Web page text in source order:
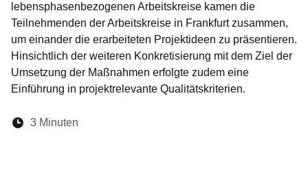
lebensphasenbezogenen Arbeitskreise kamen die
Teilnehmenden der Arbeitskreise in Frankfurt zusammen,
um einander die erarbeiteten Projektideen zu präsentieren.
Hinsichtlich der weiteren Konkretisierung mit dem Ziel der
Umsetzung der Maßnahmen erfolgte zudem eine
Einführung in projektrelevante Qualitätskriterien.
Lesedauer:
3 Minuten